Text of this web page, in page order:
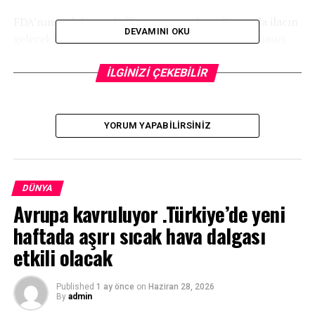
FDA’nın acil durum kullanım onayı doğrultusunda ilacın
gelecek haftalarda ABD’deki COVID-19 tanısı konmuş
Ruhsat süreçleri devam ediyor
İlacın acil kullanım onayı için başta Avrupa İlaç Ajansı
(EMA) olmak üzere diğer küresel ruhsatlandırma
EMA Beşeri Tıbbi Ürünler Kurulu hastaneye yatış riski
yüksek olan erişkinlerde yapılan COVID-19 Monoklonal
Antikor Etkililik Çalışması sonucu elde edilen etkililik ve
güvenlilik verilerinin analizini değerlendirerek geçen
günlerde ilaca olumlu yönde görüş bildirmişti.
TRT
DEVAMINI OKU
İLGİNİZİ ÇEKEBİLİR
YORUM YAPABILIRSINIZ
DÜNYA
Avrupa kavruluyor .Türkiye’de yeni
haftada aşırı sıcak hava dalgası
etkili olacak
Published 1 ay önce on Haziran 28, 2026
By admin